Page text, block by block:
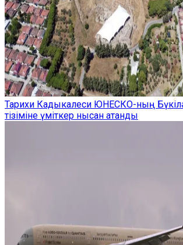
Тарихи Кадыкалеси ЮНЕСКО-ның
тізіміне үміткер нысан атанды